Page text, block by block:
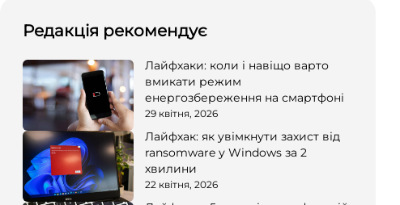
Редакція рекомендує
Лайфхаки: коли і навіщо варто
вмикати режим
енергозбереження на смартфоні
29 квітня, 2026
Лайфхак: як увімкнути захист від
ransomware у Windows за 2
хвилини
22 квітня, 2026